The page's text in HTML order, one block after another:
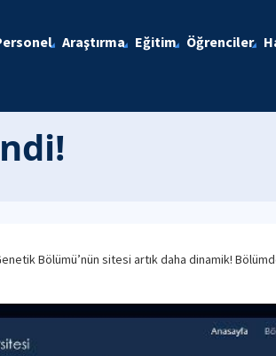
Araştırma Eğitim Öğrenciler
Bölümü’nün sitesi artık daha dinamik!